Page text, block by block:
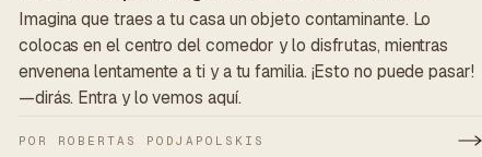
Imagina que traes a tu casa un objeto contaminante. Lo
colocas en el centro del comedor y lo disfrutas, mientras
envenena lentamente a ti y a tu familia. ¡Esto no puede pasar!
—dirás. Entra y lo vemos aquí.
POR ROBERTAS PODJAPOLSKIS